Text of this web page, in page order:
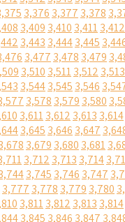
3,376 3,377 3,378
3,409 3,410 3,4113,412
3,443 3,4443,445
3,477 3,478 3,479
3,510 3,5113,512 3,513
3,5443,545 3,546
3,578 3,579 3,580
3,6113,612 3,613 3,614
3,645 3,646 3,647
3,679 3,680 3,681
3,712 3,713 3,714
3,745 3,746 3,747
3,777 3,778 3,779 3,780
3,8113,812 3,813 3,814
3,845 3,846 3,847